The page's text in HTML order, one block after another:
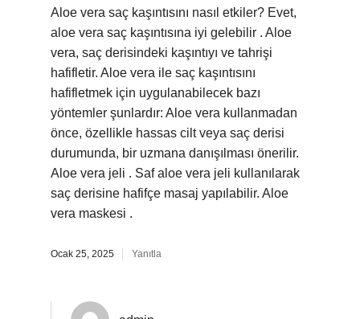
Aloe vera saç kaşıntısını nasıl etkiler? Evet,
aloe vera saç kaşıntısına iyi gelebilir . Aloe
vera, saç derisindeki kaşıntıyı ve tahrişi
hafifletir. Aloe vera ile saç kaşıntısını
hafifletmek için uygulanabilecek bazı
yöntemler şunlardır: Aloe vera kullanmadan
önce, özellikle hassas cilt veya saç derisi
durumunda, bir uzmana danışılması önerilir.
Aloe vera jeli . Saf aloe vera jeli kullanılarak
saç derisine hafifçe masaj yapılabilir. Aloe
vera maskesi .
Ocak 25, 2025 Yanıtla